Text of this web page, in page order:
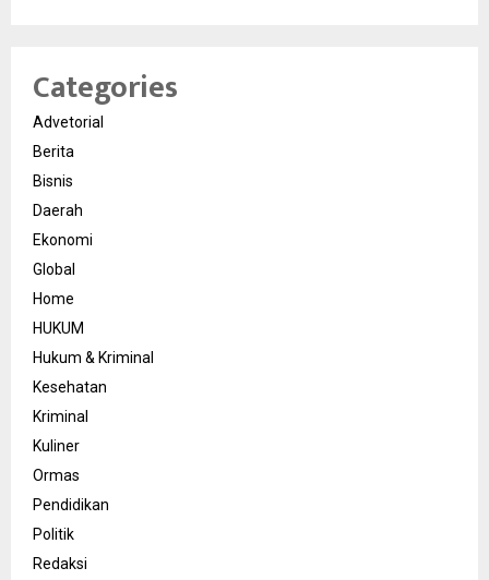
Categories
Advetorial
Berita
Bisnis
Daerah
Ekonomi
Global
Home
HUKUM
Hukum & Kriminal
Kesehatan
Kriminal
Kuliner
Ormas
Pendidikan
Politik
Redaksi